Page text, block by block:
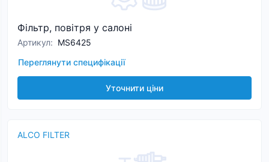
Фільтр, повітря у салоні
Артикул: MS6425
Переглянути специфікації
Уточнити ціни
ALCO FILTER